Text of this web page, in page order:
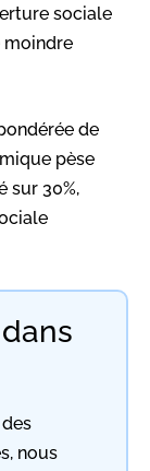
sociale
moindre
de
pèse
sur 30%,
nous